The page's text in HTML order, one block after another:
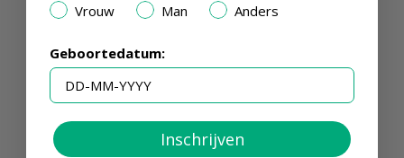
Vrouw
Man Anders
Geboortedatum:
Inschrijven